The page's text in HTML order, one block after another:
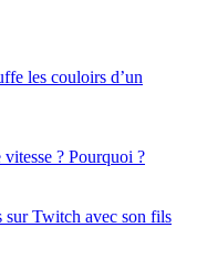
les couloirs d’un
? Pourquoi ?
sur Twitch avec son fils